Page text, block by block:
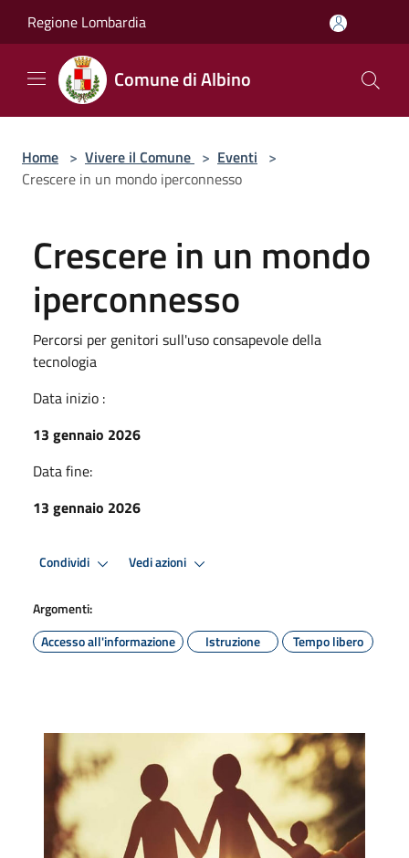
Regione Lombardia
Comune di Albino
Home > Vivere il Comune > Eventi >
Crescere in un mondo iperconnesso
Crescere in un mondo
iperconnesso
Percorsi per genitori sull'uso consapevole della
tecnologia
Data inizio :
13 gennaio 2026
Data fine:
13 gennaio 2026
Condividi Vedi azioni
Argomenti:
Accesso all'informazione
Istruzione Tempo libero